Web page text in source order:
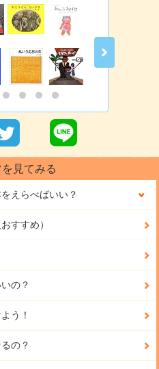
見てみる
えらべばいい？
すすめ）
の？
う！
の？